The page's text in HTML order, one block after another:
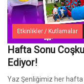
Etkinlikler / Kutlamalar
Hafta Sonu
Ediyor!
Yaz Şenliğimiz her hafta